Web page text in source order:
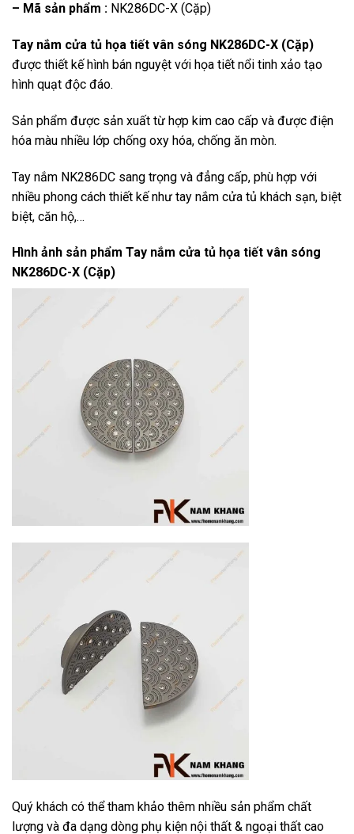
– Mã sản phẩm : NK286DC-X (Cặp)
Tay nắm cửa tủ họa tiết vân sóng NK286DC-X (Cặp)
được thiết kế hình bán nguyệt với họa tiết nổi tinh xảo tạo
hình quạt độc đáo.
Sản phẩm được sản xuất từ hợp kim cao cấp và được điện
hóa màu nhiều lớp chống oxy hóa, chống ăn mòn.
Tay nắm NK286DC sang trọng và đẳng cấp, phù hợp với
nhiều phong cách thiết kế như tay nắm cửa tủ khách sạn, biệt
biệt, căn hộ,…
Hình ảnh sản phẩm Tay nắm cửa tủ họa tiết vân sóng
NK286DC-X (Cặp)
Quý khách có thể tham khảo thêm nhiều sản phẩm chất
lượng và đa dạng dòng phụ kiện nội thất & ngoại thất cao